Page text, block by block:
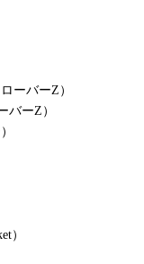
ーバーZ）
バーZ）
）